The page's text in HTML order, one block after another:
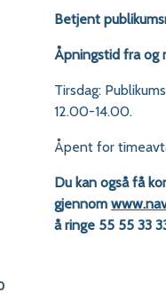
Betjent
Åpningstid fra og
Tirsdag:
12.00-14.00.
Åpent for
Du kan også få
gjennom
å ringe 55 55 33